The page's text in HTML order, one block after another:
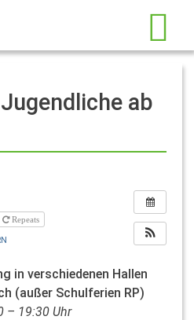
ab
Repeats
in verschiedenen Hallen
(außer Schulferien RP)
– 19:30 Uhr